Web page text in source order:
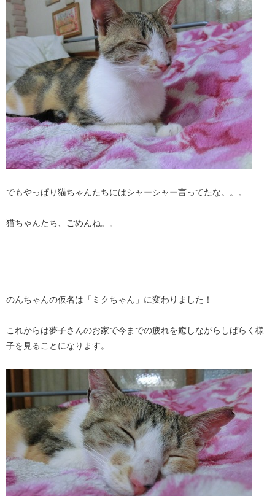
でもやっぱり猫ちゃんたちにはシャーシャー言ってたな。。。
猫ちゃんたち、ごめんね。。
のんちゃんの仮名は「ミクちゃん」に変わりました！
これからは夢子さんのお家で今までの疲れを癒しながらしばらく様
子を見ることになります。